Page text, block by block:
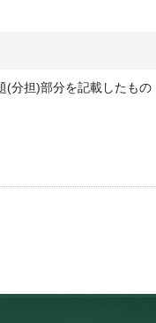
(分担)部分を記載したもの